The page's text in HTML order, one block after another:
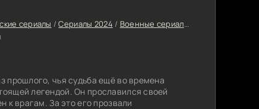
сериалы /Сериалы 2024 / Военные сериалы 2024
прошлого, чья судьба ещё во времена
легендой. Он прославился своей
к врагам. За это его прозвали